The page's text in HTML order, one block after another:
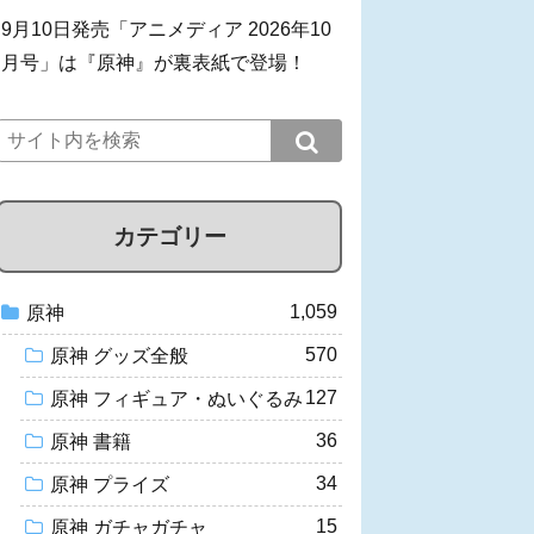
9月10日発売「アニメディア 2026年10
月号」は『原神』が裏表紙で登場！
カテゴリー
原神 1,059
原神 グッズ全般 570
原神 フィギュア・ぬいぐるみ 127
原神 書籍 36
原神 プライズ 34
原神 ガチャガチャ 15